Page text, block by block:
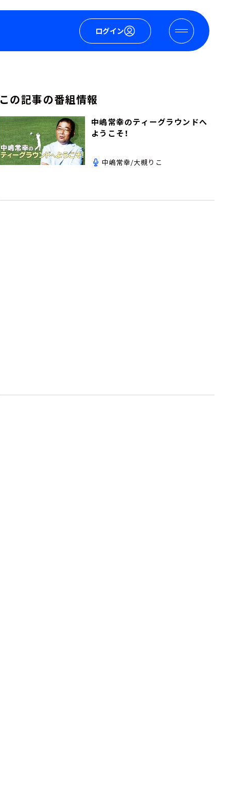
ログイン
この記事の番組情報
中嶋常幸のティーグラウンドへ
ようこそ！
中嶋常幸/大槻りこ